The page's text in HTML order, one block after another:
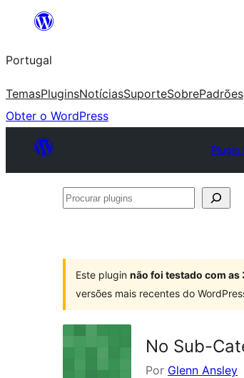
Saltar
o
conteúdo
Portugal
TemasPluginsNotíciasSuporteSobrePadrões
Obter o WordPress
Plugin
Procurar
Este plugin não foi testado com
versões mais recentes do
No Sub-
Por Glenn Ansley